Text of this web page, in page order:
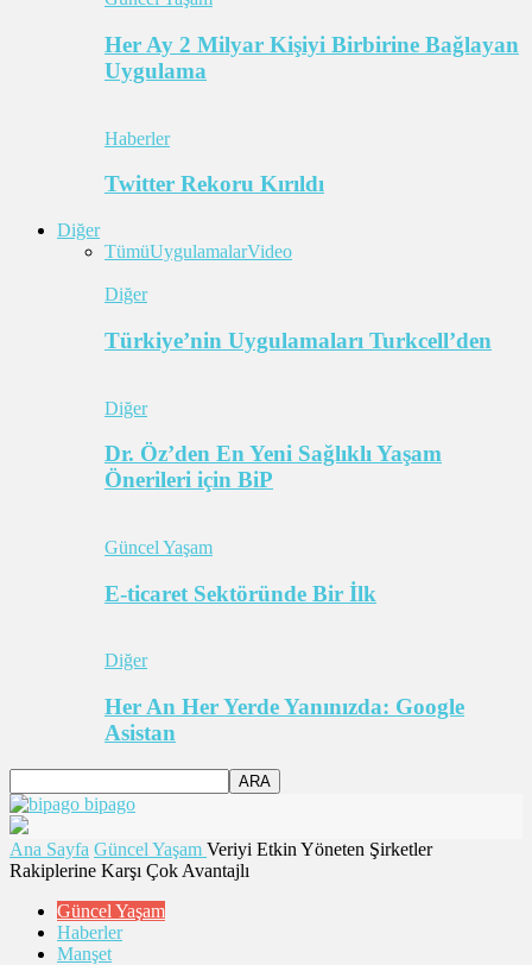
Her Ay 2 Milyar Kişiyi Birbirine Bağlayan
Uygulama
Haberler
Twitter Rekoru Kırıldı
Diğer
TümüUygulamalarVideo
Diğer
Türkiye’nin Uygulamaları Turkcell’den
Diğer
Dr. Öz’den En Yeni Sağlıklı Yaşam
Önerileri için BiP
Güncel Yaşam
E-ticaret Sektöründe Bir İlk
Diğer
Her An Her Yerde Yanınızda: Google
Asistan
bipago
Ana Sayfa Güncel Yaşam Veriyi Etkin Yöneten Şirketler
Rakiplerine Karşı Çok Avantajlı
Güncel Yaşam
Haberler
Manşet